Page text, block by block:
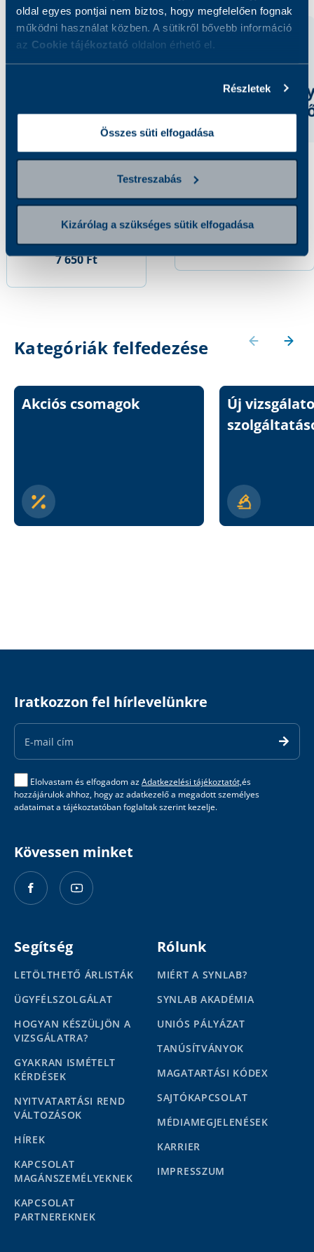
oldal egyes pontjai nem biztos, hogy megfelelően fognak
működni használat közben. A sütikről bővebb információ
az Cookie tájékoztató oldalon érhető el.
Részletek
Összes süti elfogadása
Testreszabás
Kizárólag a szükséges sütik elfogadása
antitestek és RPR
vizsgálat (pozitív
esetben megerősítő
7 650 Ft
antitestek (pozitív
esetben megerősítő
vizsgálattal)
6 600 Ft
Kategóriák felfedezése
Akciós csomagok
Új
Iratkozzon fel hírlevelünkre
Email
Address
Elolvastam és elfogadom azAdatkezelési tájékoztatót,és
hozzájárulok ahhoz, hogy az adatkezelő a megadott személyes
adataimat a tájékoztatóban foglaltak szerint kezelje.
Kövessen minket
Segítség
LETÖLTHETŐ ÁRLISTÁK
ÜGYFÉLSZOLGÁLAT
HOGYAN KÉSZÜLJÖN A
VIZSGÁLATRA?
GYAKRAN ISMÉTELT
KÉRDÉSEK
NYITVATARTÁSI REND
VÁLTOZÁSOK
HÍREK
KAPCSOLAT
MAGÁNSZEMÉLYEKNEK
KAPCSOLAT
PARTNEREKNEK
Rólunk
MIÉRT A SYNLAB?
SYNLAB AKADÉMIA
UNIÓS PÁLYÁZAT
TANÚSÍTVÁNYOK
MAGATARTÁSI KÓDEX
SAJTÓKAPCSOLAT
MÉDIAMEGJELENÉSEK
KARRIER
IMPRESSZUM